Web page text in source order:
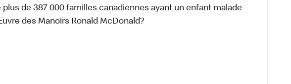
de 387 000 familles canadiennes ayant un enfant malade
des Manoirs Ronald McDonald?